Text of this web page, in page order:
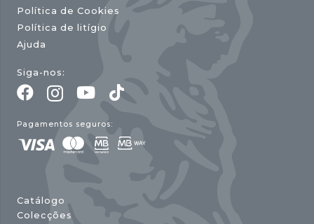
Política de Cookies
Política de litígio
Ajuda
Siga-nos:
Pagamentos seguros:
Catálogo
Colecções